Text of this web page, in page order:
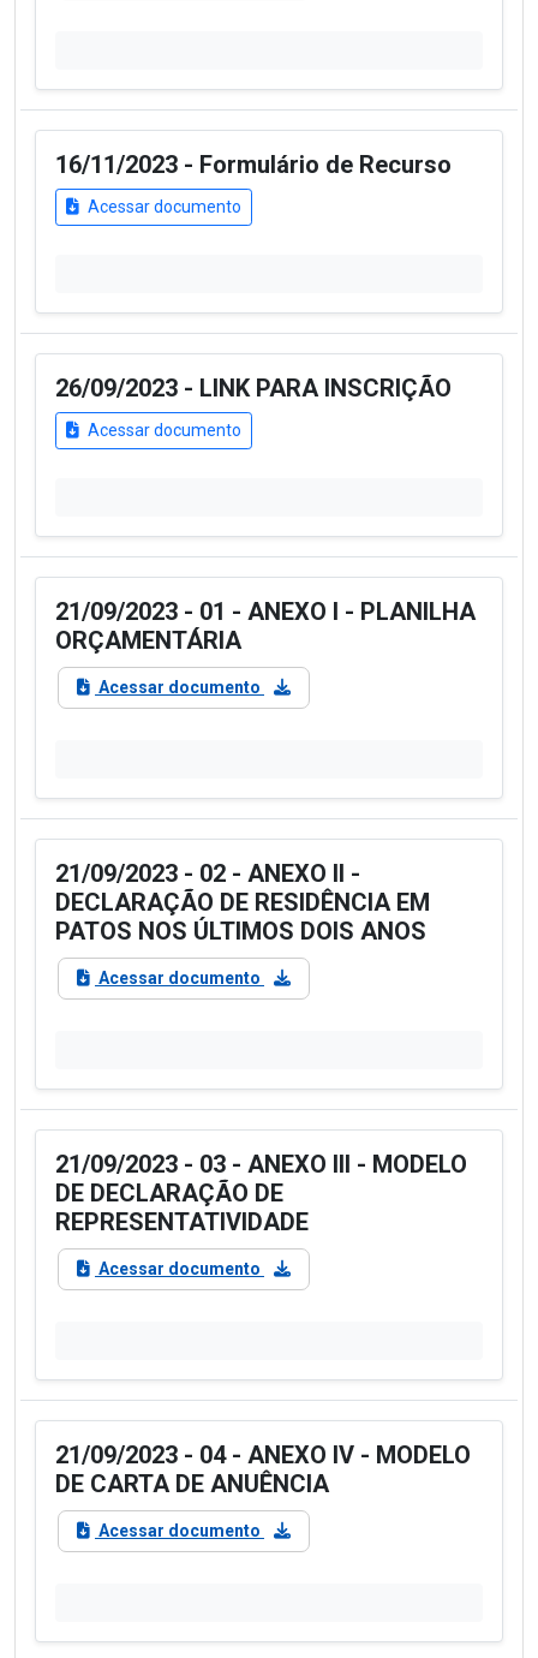
16/11/2023 - Formulário de Recurso
Acessar documento
26/09/2023 - LINK PARA INSCRIÇÃO
Acessar documento
21/09/2023 - 01 - ANEXO I - PLANILHA
ORÇAMENTÁRIA
Acessar documento
21/09/2023 - 02 - ANEXO II -
DECLARAÇÃO DE RESIDÊNCIA EM
PATOS NOS ÚLTIMOS DOIS ANOS
Acessar documento
21/09/2023 - 03 - ANEXO III - MODELO
DE DECLARAÇÃO DE
REPRESENTATIVIDADE
Acessar documento
21/09/2023 - 04 - ANEXO IV - MODELO
DE CARTA DE ANUÊNCIA
Acessar documento